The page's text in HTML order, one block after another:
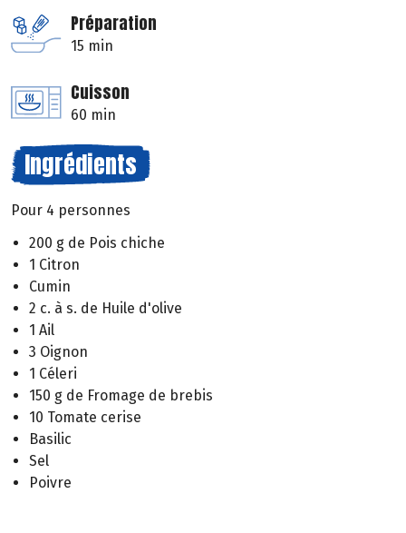
Préparation
15 min
Cuisson
60 min
Ingrédients
Pour 4 personnes
200 g de Pois chiche
1 Citron
Cumin
2 c. à s. de Huile d'olive
1 Ail
3 Oignon
1 Céleri
150 g de Fromage de brebis
10 Tomate cerise
Basilic
Sel
Poivre